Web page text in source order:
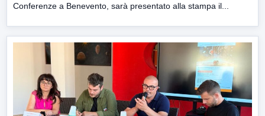
Conferenze a Benevento, sarà presentato alla stampa il...